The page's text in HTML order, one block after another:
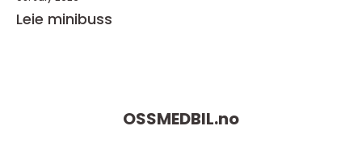
Leie minibuss
OSSMEDBIL.no